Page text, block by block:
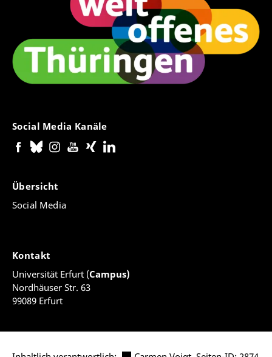
Social Media Kanäle
Übersicht
Social Media
Kontakt
Universität Erfurt (Campus)
Nordhäuser Str. 63
99089 Erfurt